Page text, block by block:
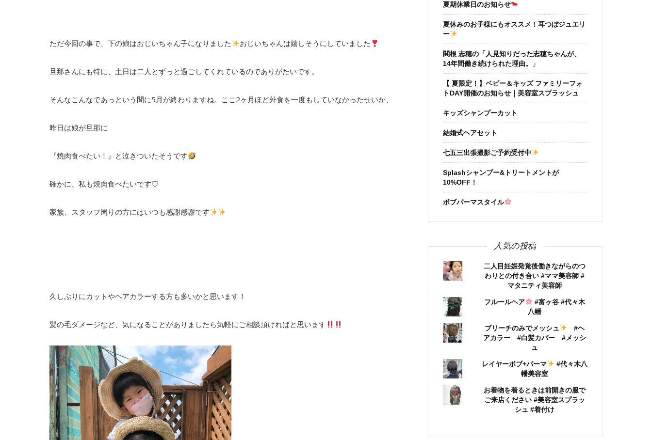
ただ今回の事で、下の娘はおじいちゃん子になりました おじいちゃんは嬉しそうにしていました
旦那さんにも特に、土日は二人とずっと過ごしてくれているのでありがたいです。
そんなこんなであっという間に5月が終わりますね。ここ2ヶ月ほど外食を一度もしていなかったせいか、
昨日は娘が旦那に
『焼肉食べたい！』と泣きついたそうです
確かに、私も焼肉食べたいです♡
家族、スタッフ周りの方にはいつも感謝感謝です
久しぶりにカットやヘアカラーする方も多いかと思います！
髪の毛ダメージなど、気になることがありましたら気軽にご相談頂ければと思います
夏期休業日のお知らせ
夏休みのお子様にもオススメ！耳つぼジュエリ
ー
関根 志穂の「人見知りだった志穂ちゃんが、
14年間働き続けられた理由。」
【 夏限定！】ベビー＆キッズ ファミリーフォ
トDAY開催のお知らせ｜美容室スプラッシュ
キッズシャンプーカット
結婚式ヘアセット
七五三出張撮影ご予約受付中
Splashシャンプー&トリートメントが
10%OFF！
ボブパーマスタイル
人気の投稿
二人目妊娠発覚後働きながらのつ
わりとの付き合い #ママ美容師 #
マタニティ美容師
フルールヘア
#富ヶ谷 #代々木
八幡
ブリーチのみでメッシュ
#ヘ
アカラー #白髪カバー #メッシ
ュ
レイヤーボブ+パーマ
#代々木八
幡美容室
お着物を着るときは前開きの服で
ご来店ください #美容室スプラッ
シュ #着付け